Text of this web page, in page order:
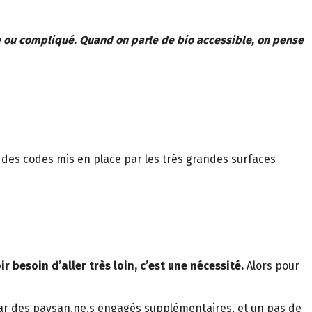
compliqué. Quand on parle de bio accessible, on pense
codes mis en place par les très grandes surfaces
besoin d’aller très loin, c’est une nécessité. Alors pour
des paysan.ne.s engagés supplémentaires, et un pas de